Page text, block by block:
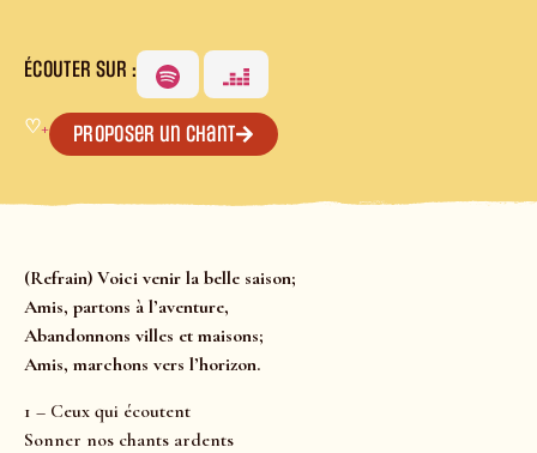
ÉCOUTER SUR :
♡+ Proposer un chant
(Refrain) Voici venir la belle saison;
Amis, partons à l’aventure,
Abandonnons villes et maisons;
Amis, marchons vers l’horizon.
1 – Ceux qui écoutent
Sonner nos chants ardents